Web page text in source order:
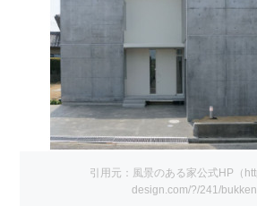
引用元：風景のある家公式HP（
design.com/?/241/bukken/